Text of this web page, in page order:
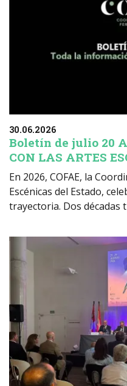
30.06.2026
Boletín de julio 20
CON LAS ARTES
En 2026, COFAE, la
Escénicas del Estado,
trayectoria. Dos décadas